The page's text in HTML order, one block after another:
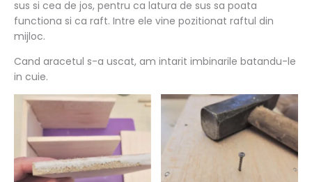
sus si cea de jos, pentru ca latura de sus sa poata
functiona si ca raft. Intre ele vine pozitionat raftul din
mijloc.
Cand aracetul s-a uscat, am intarit imbinarile batandu-le
in cuie.